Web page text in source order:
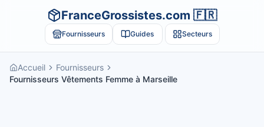
FranceGrossistes.com 🇫🇷
Fournisseurs Guides Secteurs
Accueil
Fournisseurs
Fournisseurs Vêtements Femme à Marseille